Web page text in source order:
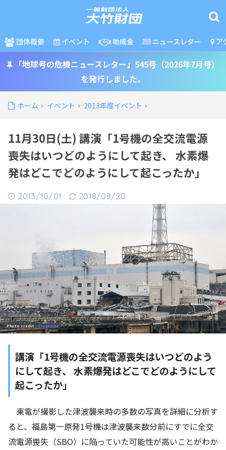
団体概要 イベント 助成金 ニュースレター ア
「地球号の危機ニュースレター」545号（2026年7月号）
を発行しました。
ホーム イベント 2013年度イベント
11月30日(土) 講演「1号機の全交流電源
喪失はいつどのようにして起き、 水素爆
発はどこでどのようにして起こったか」
2013/10/01 2018/08/20
Photo credit : Cryptome
講演「1号機の全交流電源喪失はいつどのよう
にして起き、 水素爆発はどこでどのようにして
起こったか」
東電が撮影した津波襲来時の多数の写真を詳細に分析す
ると、福島第一原発1号機は津波襲来数分前にすでに全交
流電源喪失（SBO）に陥っていた可能性が高いことがわか